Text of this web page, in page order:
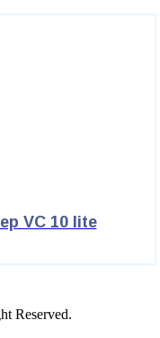
VC 10 lite
Reserved.